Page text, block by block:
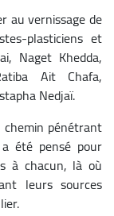
au vernissage de
plasticiens et
Naget Khedda,
Ait Chafa,
Nedjaï.
chemin pénétrant
été pensé pour
à chacun, là où
leurs sources